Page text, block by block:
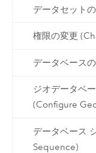
データセット
権限の変更
データベース
ジオデータベ
(Configure
データベース
Sequence)